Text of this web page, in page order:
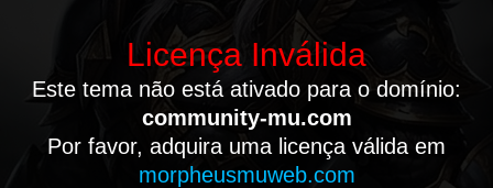
Licença Inválida
Este tema não está ativado para o domínio:
community-mu.com
Por favor, adquira uma licença válida em
morpheusmuweb.com